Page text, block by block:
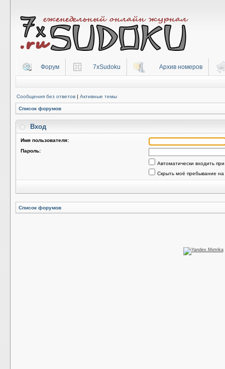
Форум 7xSudoku Архив номеров
Сообщения без ответов | Активные темы
Список форумов
Вход
Имя пользователя:
Пароль:
Автоматически входить
Скрыть моё пребывание
Список форумов